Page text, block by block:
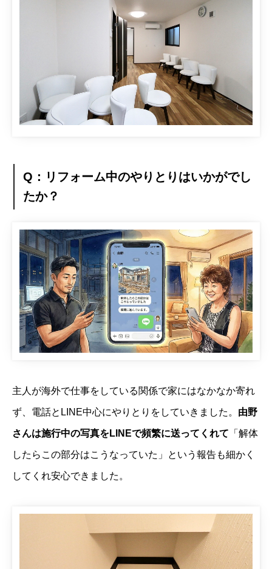
Q：リフォーム中のやりとりはいかがでし
たか？
主人が海外で仕事をしている関係で家にはなかなか寄れ
ず、電話とLINE中心にやりとりをしていきました。 由野
さんは施行中の写真をLINEで頻繁に送ってくれて 「解体
したらこの部分はこうなっていた」という報告も細かく
してくれ安心できました。